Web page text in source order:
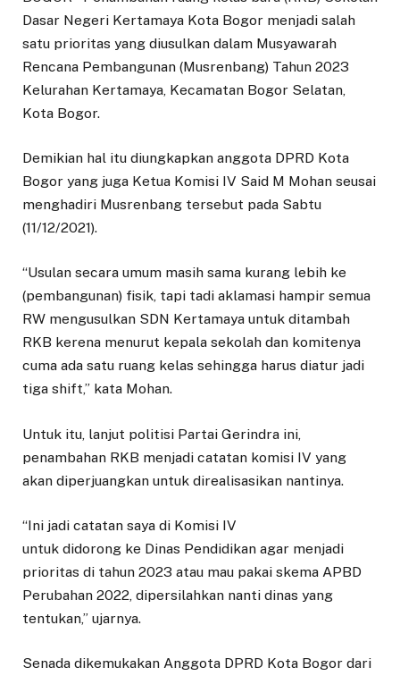
Dasar Negeri Kertamaya Kota Bogor menjadi salah
satu prioritas yang diusulkan dalam Musyawarah
Rencana Pembangunan (Musrenbang) Tahun 2023
Kelurahan Kertamaya, Kecamatan Bogor Selatan,
Kota Bogor.
Demikian hal itu diungkapkan anggota DPRD Kota
Bogor yang juga Ketua Komisi IV Said M Mohan seusai
menghadiri Musrenbang tersebut pada Sabtu
(11/12/2021).
“Usulan secara umum masih sama kurang lebih ke
(pembangunan) fisik, tapi tadi aklamasi hampir semua
RW mengusulkan SDN Kertamaya untuk ditambah
RKB kerena menurut kepala sekolah dan komitenya
cuma ada satu ruang kelas sehingga harus diatur jadi
tiga shift,” kata Mohan.
Untuk itu, lanjut politisi Partai Gerindra ini,
penambahan RKB menjadi catatan komisi IV yang
akan diperjuangkan untuk direalisasikan nantinya.
“Ini jadi catatan saya di Komisi IV
untuk didorong ke Dinas Pendidikan agar menjadi
prioritas di tahun 2023 atau mau pakai skema APBD
Perubahan 2022, dipersilahkan nanti dinas yang
tentukan,” ujarnya.
Senada dikemukakan Anggota DPRD Kota Bogor dari